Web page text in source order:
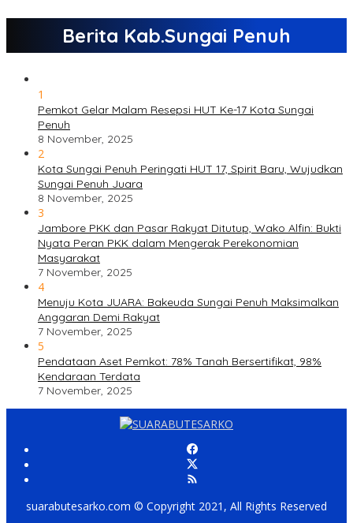
Berita Kab.Sungai Penuh
1
Pemkot Gelar Malam Resepsi HUT Ke-17 Kota Sungai
Penuh
8 November, 2025
2
Kota Sungai Penuh Peringati HUT 17, Spirit Baru, Wujudkan
Sungai Penuh Juara
8 November, 2025
3
Jambore PKK dan Pasar Rakyat Ditutup, Wako Alfin: Bukti
Nyata Peran PKK dalam Mengerak Perekonomian
Masyarakat
7 November, 2025
4
Menuju Kota JUARA: Bakeuda Sungai Penuh Maksimalkan
Anggaran Demi Rakyat
7 November, 2025
5
Pendataan Aset Pemkot: 78% Tanah Bersertifikat, 98%
Kendaraan Terdata
7 November, 2025
suarabutesarko.com © Copyright 2021, All Rights Reserved